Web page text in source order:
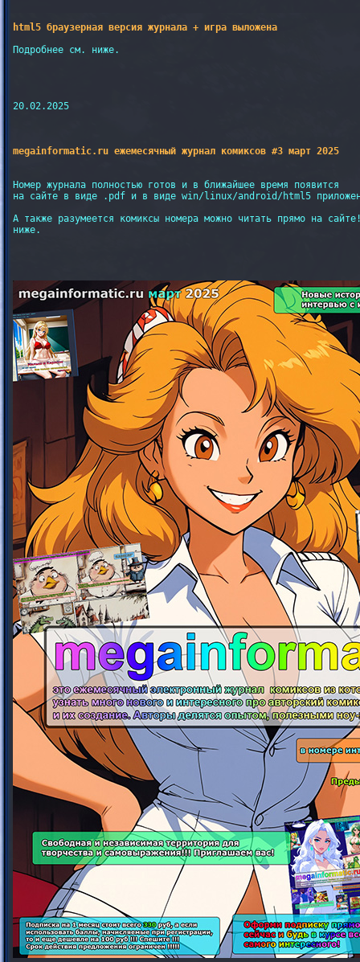
html5 браузерная версия журнала + игра выложена
Подробнее см. ниже.
20.02.2025
megainformatic.ru ежемесячный журнал комиксов #3 март 2025
Номер журнала полностью готов и в ближайшее время появится
на сайте в виде .pdf и в виде win/linux/android/html5
А также разумеется комиксы номера можно читать прямо на
ниже.